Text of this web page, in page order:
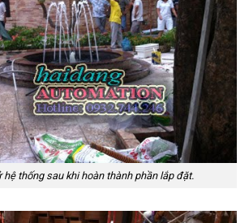
hệ thống sau khi hoàn thành phần lắp đặt.